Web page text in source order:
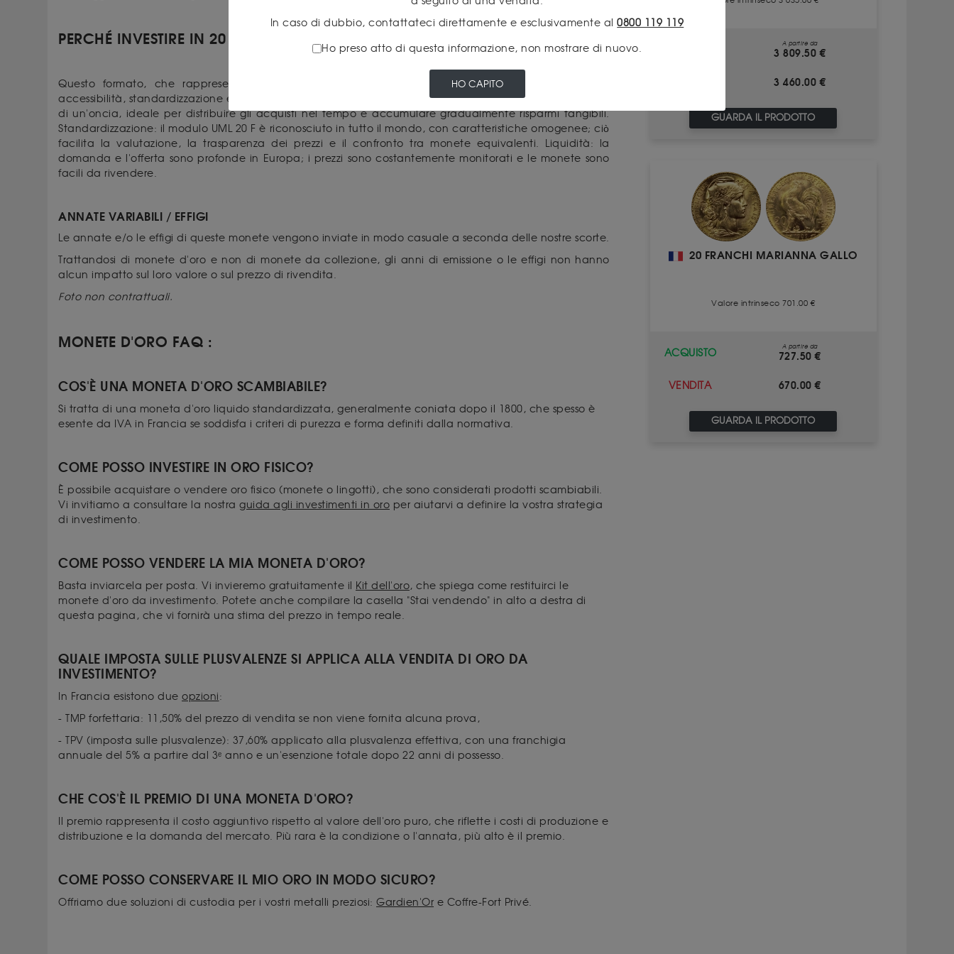
PERCHÉ INVESTIRE IN 20 FRANCHI SVIZZERI?
Questo formato, che rappresenta un bene rifugio per iniziare a investire in oro fisico, combina
accessibilità, standardizzazione e facilità di rivendita. Accessibilità: il prezzo d'ingresso è inferiore a quello
di un'oncia, ideale per distribuire gli acquisti nel tempo e accumulare gradualmente risparmi tangibili.
Standardizzazione: il modulo UML 20 F è riconosciuto in tutto il mondo, con caratteristiche omogenee; ciò
facilita la valutazione, la trasparenza dei prezzi e il confronto tra monete equivalenti. Liquidità: la
domanda e l'offerta sono profonde in Europa; i prezzi sono costantemente monitorati e le monete sono
facili da rivendere.
ANNATE VARIABILI / EFFIGI
Le annate e/o le effigi di queste monete vengono inviate in modo casuale a seconda delle nostre scorte.
Trattandosi di monete d'oro e non di monete da collezione, gli anni di emissione o le effigi non hanno
alcun impatto sul loro valore o sul prezzo di rivendita.
Foto non contrattuali.
MONETE D'ORO FAQ :
COS'È UNA MONETA D'ORO SCAMBIABILE?
Si tratta di una moneta d'oro liquido standardizzata, generalmente coniata dopo il 1800, che spesso è
esente da IVA in Francia se soddisfa i criteri di purezza e forma definiti dalla normativa.
COME POSSO INVESTIRE IN ORO FISICO?
È possibile acquistare o vendere oro fisico (monete o lingotti), che sono considerati prodotti scambiabili.
Vi invitiamo a consultare la nostra guida agli investimenti in oro per aiutarvi a definire la vostra strategia
di investimento.
COME POSSO VENDERE LA MIA MONETA D'ORO?
Basta inviarcela per posta. Vi invieremo gratuitamente il Kit dell'oro, che spiega come restituirci le
monete d'oro da investimento. Potete anche compilare la casella "Stai vendendo" in alto a destra di
questa pagina, che vi fornirà una stima del prezzo in tempo reale.
QUALE IMPOSTA SULLE PLUSVALENZE SI APPLICA ALLA VENDITA DI ORO DA
INVESTIMENTO?
In Francia esistono due opzioni:
- TMP forfettaria: 11,50% del prezzo di vendita se non viene fornita alcuna prova,
- TPV (imposta sulle plusvalenze): 37,60% applicato alla plusvalenza effettiva, con una franchigia
annuale del 5% a partire dal 3ᵉ anno e un'esenzione totale dopo 22 anni di possesso.
CHE COS'È IL PREMIO DI UNA MONETA D'ORO?
Il premio rappresenta il costo aggiuntivo rispetto al valore dell'oro puro, che riflette i costi di produzione e
distribuzione e la domanda del mercato. Più rara è la condizione o l'annata, più alto è il premio.
COME POSSO CONSERVARE IL MIO ORO IN MODO SICURO?
Offriamo due soluzioni di custodia per i vostri metalli preziosi: Gardien'Or e Coffre-Fort Privé.
A partire da
3 809.50 €
3 460.00 €
GUARDA IL PRODOTTO
20 FRANCHI MARIANNA GALLO
Valore intrinseco 701.00 €
ACQUISTO
A partire da
727.50 €
VENDITA 670.00 €
GUARDA IL PRODOTTO
In caso di dubbio, contattateci direttamente e esclusivamente al0800 119 119
Ho preso atto di questa informazione, non mostrare di nuovo.
HO CAPITO